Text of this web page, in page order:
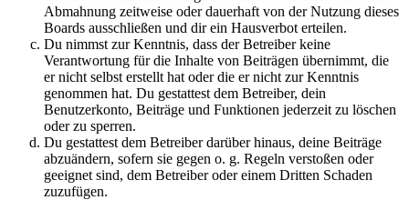
Abmahnung zeitweise oder dauerhaft von der Nutzung dieses
Boards ausschließen und dir ein Hausverbot erteilen.
Du nimmst zur Kenntnis, dass der Betreiber keine
Verantwortung für die Inhalte von Beiträgen übernimmt, die
er nicht selbst erstellt hat oder die er nicht zur Kenntnis
genommen hat. Du gestattest dem Betreiber, dein
Benutzerkonto, Beiträge und Funktionen jederzeit zu löschen
oder zu sperren.
Du gestattest dem Betreiber darüber hinaus, deine Beiträge
abzuändern, sofern sie gegen o. g. Regeln verstoßen oder
geeignet sind, dem Betreiber oder einem Dritten Schaden
zuzufügen.